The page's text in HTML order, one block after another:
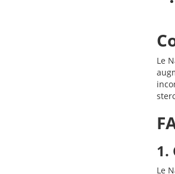
Le
1.
Le